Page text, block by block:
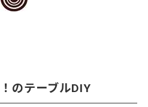
のテーブルDIY